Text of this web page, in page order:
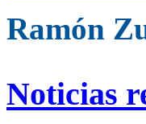
Ramón
Noticias